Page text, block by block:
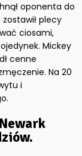
oponenta do
plecy
ciosami,
Mickey
cenne
Na 20
i